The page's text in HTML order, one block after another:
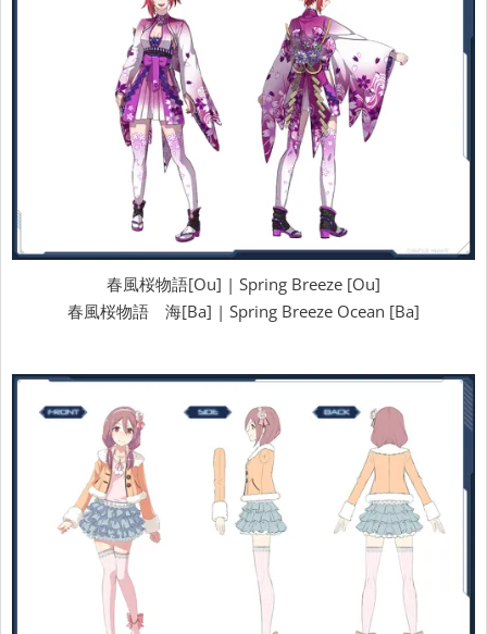
春風桜物語[Ou] | Spring Breeze [Ou]
春風桜物語 海[Ba] | Spring Breeze Ocean [Ba]